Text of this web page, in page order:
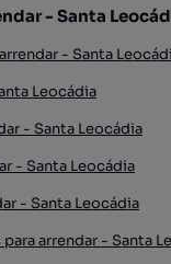
- Santa
- Santa
Leocádia
- Santa Leocádia
- Santa Leocádia
- Santa Leocádia
arrendar - Santa